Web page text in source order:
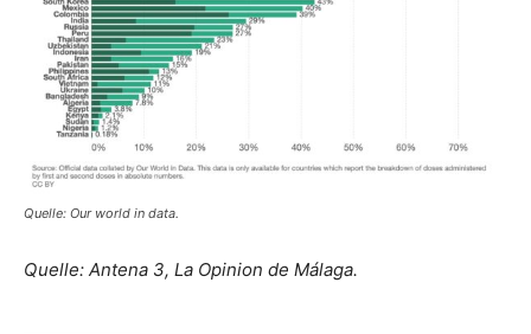
Quelle: Our world in data.
Quelle: Antena 3, La Opinion de Málaga.